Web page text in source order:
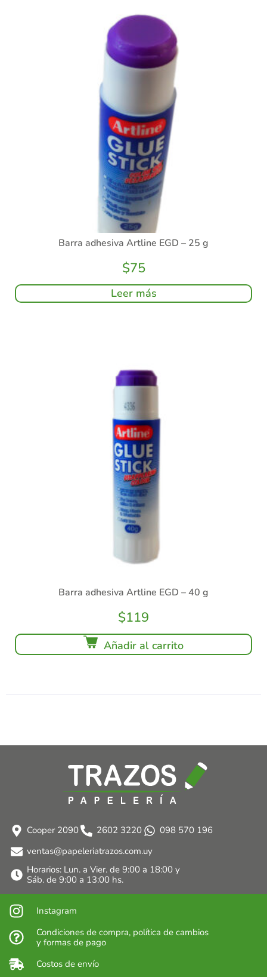
Barra adhesiva Artline EGD – 25 g
$75
Leer más
Barra adhesiva Artline EGD – 40 g
$119
Añadir al carrito
Cooper 2090 2602 3220
098 570 196
ventas@papeleriatrazos.com.uy
Horarios: Lun. a Vier. de 9:00 a 18:00 y
Sáb. de 9:00 a 13:00 hs.
Instagram
Condiciones de compra, política de cambios
y formas de pago
Costos de envío